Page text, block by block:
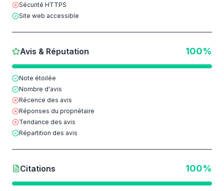
Sécurité HTTPS
Site web accessible
Avis & Réputation 100%
Note étoilée
Nombre d'avis
Récence des avis
Réponses du propriétaire
Tendance des avis
Répartition des avis
Citations 100%